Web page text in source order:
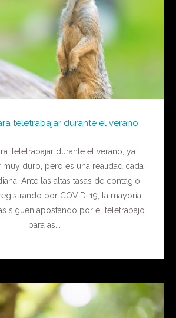
teletrabajar durante el verano
Teletrabajar durante el verano, ya
duro, pero es una realidad cada
Ante las altas tasas de contagio
por COVID-19, la mayoría
siguen apostando por el teletrabajo
para as...